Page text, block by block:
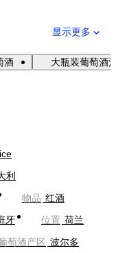
显示更多
酒 大瓶装葡萄酒
利
物品 红酒
牙 位置 荷兰
萄酒产区 波尔多